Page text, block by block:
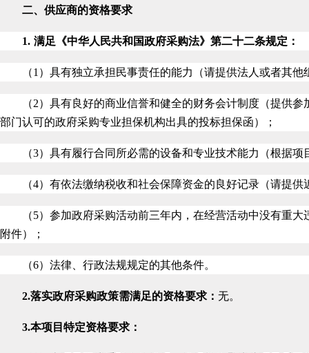
二、供应商的资格要求
1. 满足《中华人民共和国政府采购法》第二十二条规定：
（1）具有独立承担民事责任的能力（请提供法人或者其
（2）具有良好的商业信誉和健全的财务会计制度（提供
部门认可的政府采购专业担保机构出具的投标担保函）；
（3）具有履行合同所必需的设备和专业技术能力（根据
（4）有依法缴纳税收和社会保障资金的良好记录（请提
（5）参加政府采购活动前三年内，在经营活动中没有重
附件）；
（6）法律、行政法规规定的其他条件。
2.落实政府采购政策需满足的资格要求： 无。
3.本项目特定资格要求 ：